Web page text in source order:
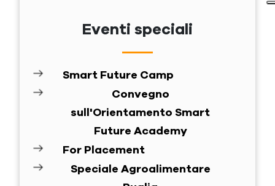
Eventi speciali
Smart Future Camp
Convegno
sull'Orientamento Smart
Future Academy
For Placement
Speciale Agroalimentare